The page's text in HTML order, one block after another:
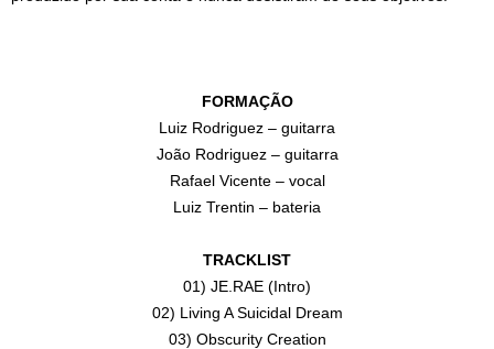
FORMAÇÃO
Luiz Rodriguez – guitarra
João Rodriguez – guitarra
Rafael Vicente – vocal
Luiz Trentin – bateria
TRACKLIST
01) JE.RAE (Intro)
02) Living A Suicidal Dream
03) Obscurity Creation